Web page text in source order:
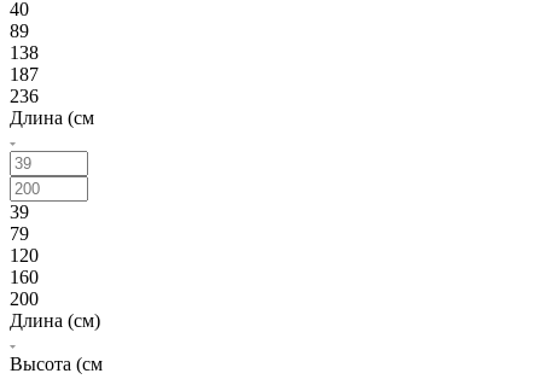
40
89
138
187
236
Длина (см
39
79
120
160
200
Длина (см)
Высота (см